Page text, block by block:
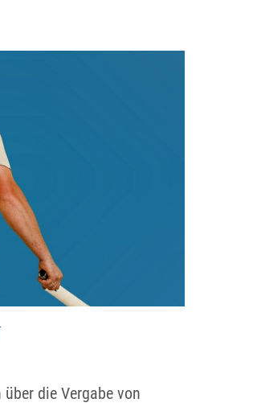
die Vergabe von